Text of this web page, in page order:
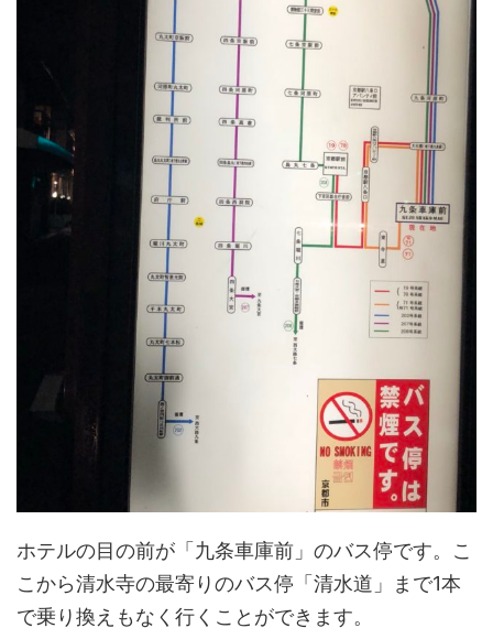
ホテルの目の前が「九条車庫前」のバス停です。こ
こから清水寺の最寄りのバス停「清水道」まで1本
で乗り換えもなく行くことができます。